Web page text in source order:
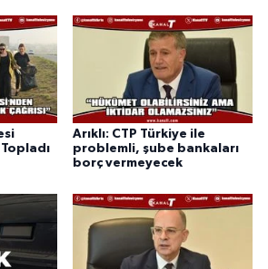
Arıklı: CTP Türkiye ile
problemli, şube bankaları
borç vermeyecek